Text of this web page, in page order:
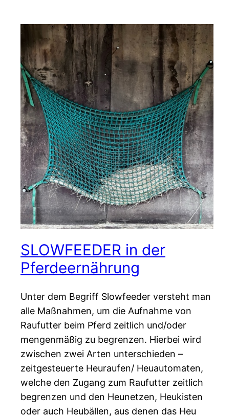
SLOWFEEDER in der
Pferdeernährung
Unter dem Begriff Slowfeeder versteht man
alle Maßnahmen, um die Aufnahme von
Raufutter beim Pferd zeitlich und/oder
mengenmäßig zu begrenzen. Hierbei wird
zwischen zwei Arten unterschieden –
zeitgesteuerte Heuraufen/ Heuautomaten,
welche den Zugang zum Raufutter zeitlich
begrenzen und den Heunetzen, Heukisten
oder auch Heubällen, aus denen das Heu